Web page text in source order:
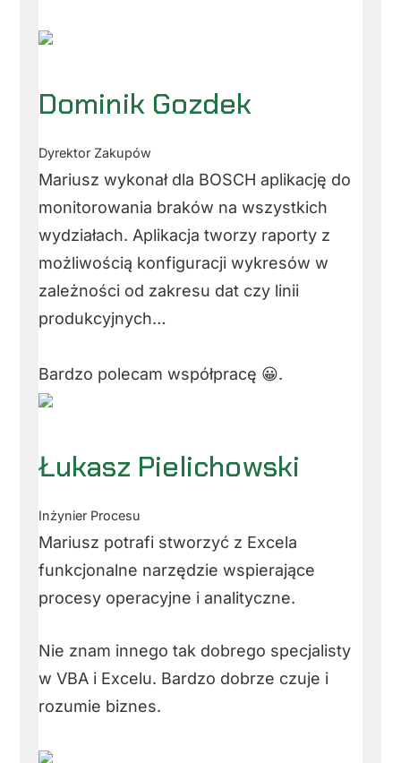
Dominik Gozdek
Dyrektor Zakupów
Mariusz wykonał dla BOSCH aplikację do
monitorowania braków na wszystkich
wydziałach. Aplikacja tworzy raporty z
możliwością konfiguracji wykresów w
zależności od zakresu dat czy linii
produkcyjnych…
Bardzo polecam współpracę 😀.
Łukasz Pielichowski
Inżynier Procesu
Mariusz potrafi stworzyć z Excela
funkcjonalne narzędzie wspierające
procesy operacyjne i analityczne.
Nie znam innego tak dobrego specjalisty
w VBA i Excelu. Bardzo dobrze czuje i
rozumie biznes.